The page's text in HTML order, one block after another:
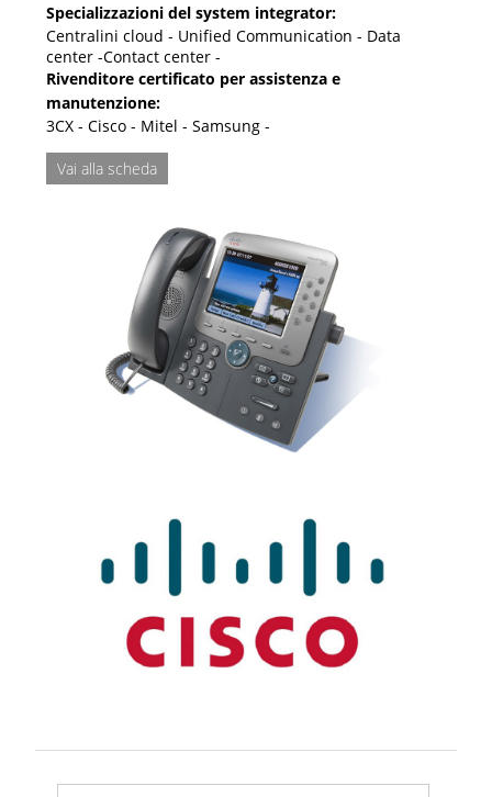
Specializzazioni del system integrator:
Centralini cloud - Unified Communication - Data
center -Contact center -
Rivenditore certificato per assistenza e
manutenzione:
3CX - Cisco - Mitel - Samsung -
Vai alla scheda